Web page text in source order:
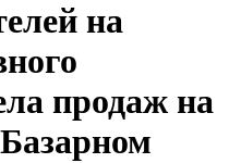
на
продаж на